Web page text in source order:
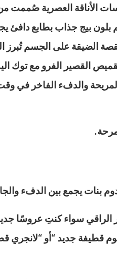
الأناقة العصرية صُممت
بيج جذاب بطابع دافئ
الضيقة على الجسم تُبرز
أو ضيق، الطقم يحتوي على القميص القصير الفرو
المريحة والدفء الفاخر في
يجمع بين الدفء
سواء كنتِ عروسًا
قطيفة جديد “أو “لانجري